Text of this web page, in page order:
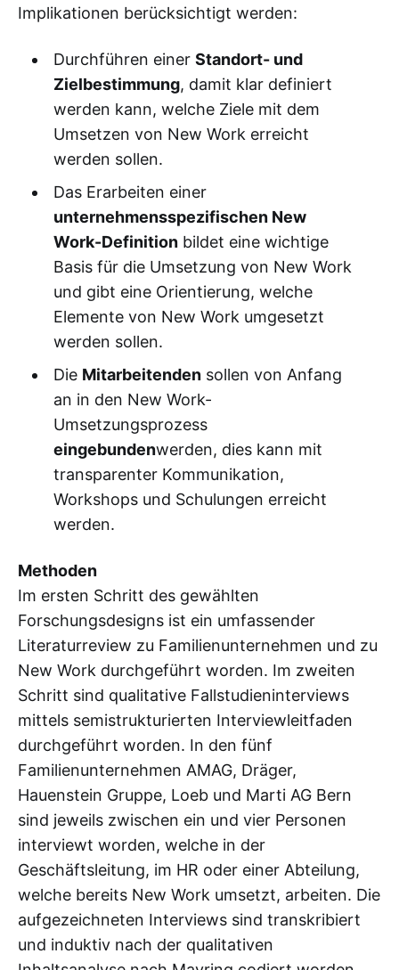
Implikationen berücksichtigt werden:
Durchführen einer Standort- und
Zielbestimmung, damit klar definiert
werden kann, welche Ziele mit dem
Umsetzen von New Work erreicht
werden sollen.
Das Erarbeiten einer
unternehmensspezifischen New
Work-Definitionbildet eine wichtige
Basis für die Umsetzung von New Work
und gibt eine Orientierung, welche
Elemente von New Work umgesetzt
werden sollen.
Die Mitarbeitendensollen von Anfang
an in den New Work-
Umsetzungsprozess
eingebundenwerden, dies kann mit
transparenter Kommunikation,
Workshops und Schulungen erreicht
werden.
Methoden
Im ersten Schritt des gewählten
Forschungsdesigns ist ein umfassender
Literaturreview zu Familienunternehmen und zu
New Work durchgeführt worden. Im zweiten
Schritt sind qualitative Fallstudieninterviews
mittels semistrukturierten Interviewleitfaden
durchgeführt worden. In den fünf
Familienunternehmen AMAG, Dräger,
Hauenstein Gruppe, Loeb und Marti AG Bern
sind jeweils zwischen ein und vier Personen
interviewt worden, welche in der
Geschäftsleitung, im HR oder einer Abteilung,
welche bereits New Work umsetzt, arbeiten. Die
aufgezeichneten Interviews sind transkribiert
und induktiv nach der qualitativen